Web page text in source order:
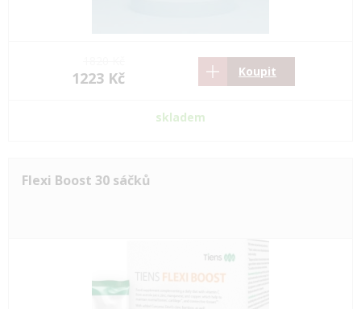
1223 Kč Koupit
skladem
Flexi Boost 30 sáčků